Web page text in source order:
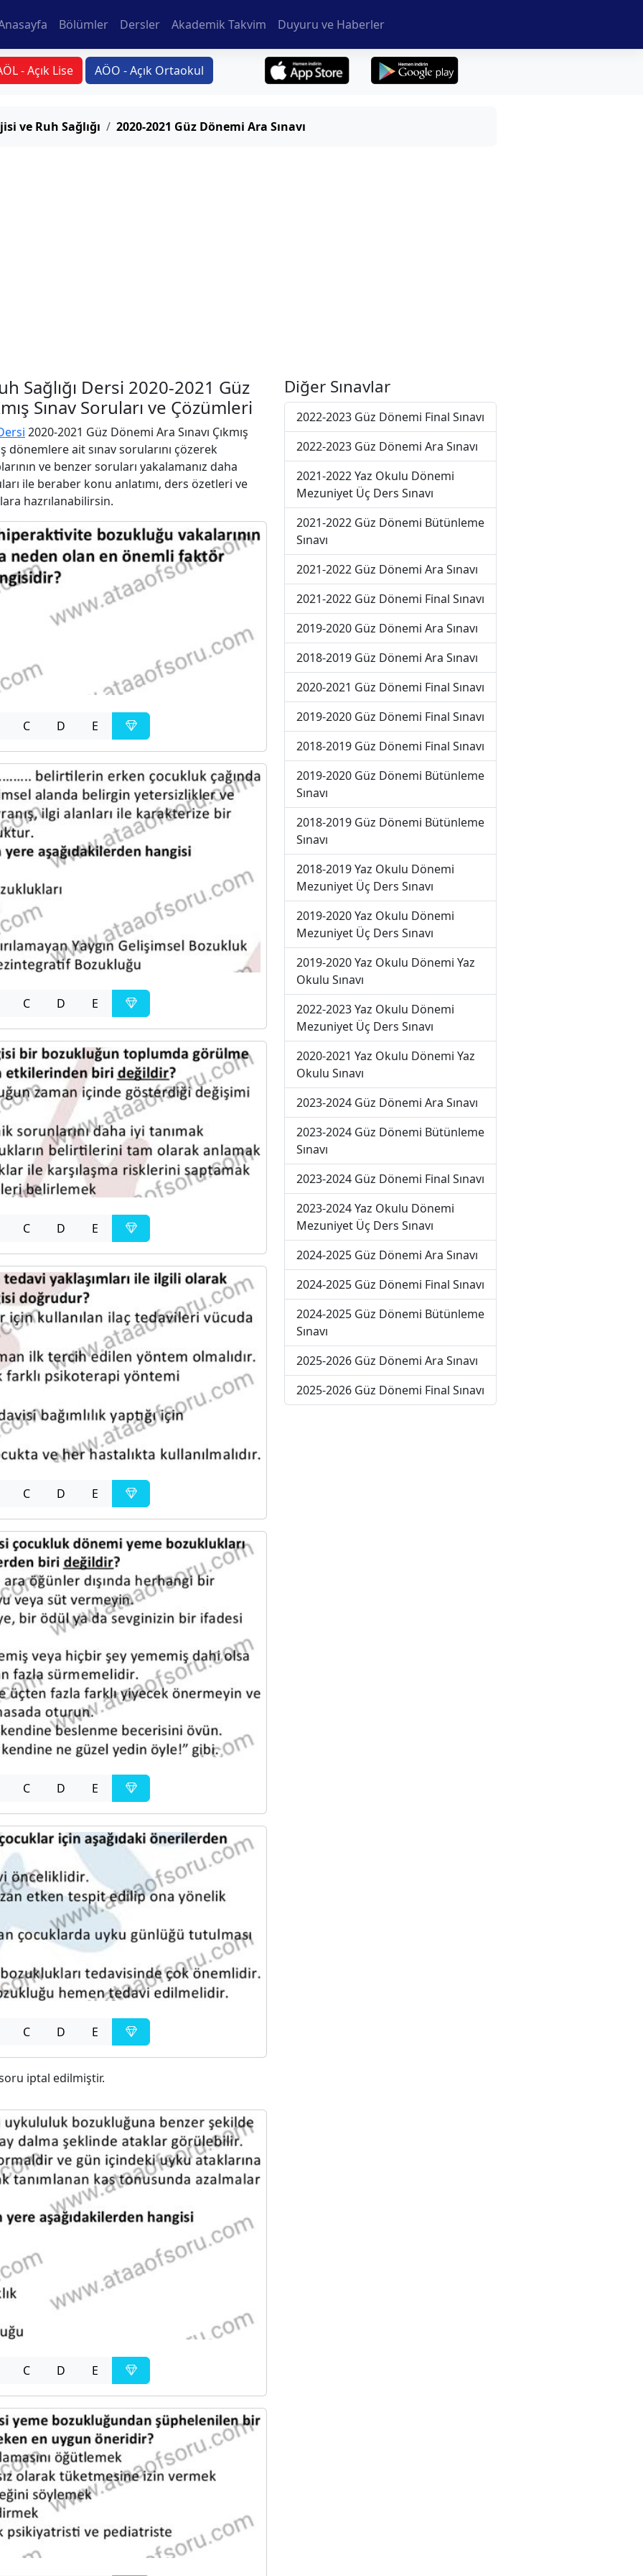
Bölümler Dersler Akademik Takvim Duyuru ve Haberler
- Açık Lise AÖO - Açık Ortaokul
ve Ruh Sağlığı 2020-2021 Güz Dönemi Ara Sınavı
Sağlığı Dersi 2020-2021 Güz
Sınav Soruları ve Çözümleri
2020-2021 Güz Dönemi Ara Sınavı Çıkmış
dönemlere ait sınav sorularını çözerek
ve benzer soruları yakalamanız daha
ile beraber konu anlatımı, ders özetleri ve
hazrılanabilirsin.
C D E
C D E
C D E
C D E
C D E
C D E
iptal edilmiştir.
C D E
Diğer Sınavlar
2022-2023 Güz Dönemi Final Sınavı
2022-2023 Güz Dönemi Ara Sınavı
2021-2022 Yaz Okulu Dönemi
Mezuniyet Üç Ders Sınavı
2021-2022 Güz Dönemi Bütünleme
Sınavı
2021-2022 Güz Dönemi Ara Sınavı
2021-2022 Güz Dönemi Final Sınavı
2019-2020 Güz Dönemi Ara Sınavı
2018-2019 Güz Dönemi Ara Sınavı
2020-2021 Güz Dönemi Final Sınavı
2019-2020 Güz Dönemi Final Sınavı
2018-2019 Güz Dönemi Final Sınavı
2019-2020 Güz Dönemi Bütünleme
Sınavı
2018-2019 Güz Dönemi Bütünleme
Sınavı
2018-2019 Yaz Okulu Dönemi
Mezuniyet Üç Ders Sınavı
2019-2020 Yaz Okulu Dönemi
Mezuniyet Üç Ders Sınavı
2019-2020 Yaz Okulu Dönemi Yaz
Okulu Sınavı
2022-2023 Yaz Okulu Dönemi
Mezuniyet Üç Ders Sınavı
2020-2021 Yaz Okulu Dönemi Yaz
Okulu Sınavı
2023-2024 Güz Dönemi Ara Sınavı
2023-2024 Güz Dönemi Bütünleme
Sınavı
2023-2024 Güz Dönemi Final Sınavı
2023-2024 Yaz Okulu Dönemi
Mezuniyet Üç Ders Sınavı
2024-2025 Güz Dönemi Ara Sınavı
2024-2025 Güz Dönemi Final Sınavı
2024-2025 Güz Dönemi Bütünleme
Sınavı
2025-2026 Güz Dönemi Ara Sınavı
2025-2026 Güz Dönemi Final Sınavı